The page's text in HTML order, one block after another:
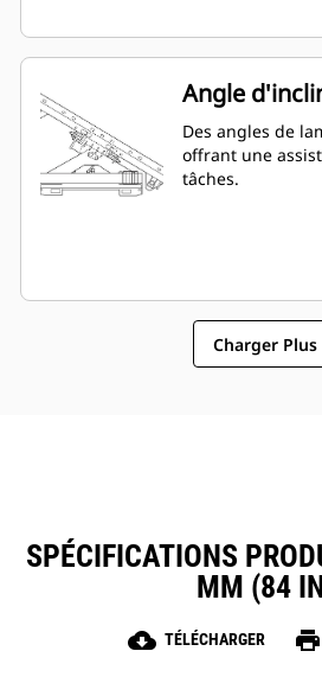
Angle
Des angles de
offrant une
tâches.
Charger Plus
SPÉCIFICATIONS
MM (84
cloud_download TÉLÉCHARGER print